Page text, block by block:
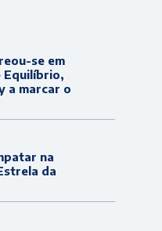
se em
Equilíbrio,
a marcar o
na
da